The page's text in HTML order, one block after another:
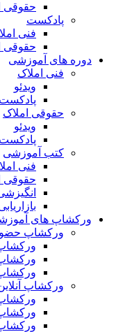
حقوقی
پادکست
فنی
حقوقی
دوره های آموزشی
فنی املاک
ویدئو
پادکست
حقوقی املاک
ویدئو
پادکست
کتب آموزشی
فنی
حقوقی
ورکشاپ های
ورکشاپ
ورکشاپ
ورکشاپ